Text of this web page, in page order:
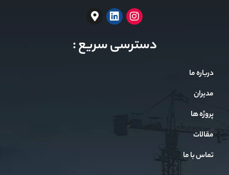
دسترسی سریع :
درباره ما
مدیران
پروژه ها
مقالات
تماس با ما